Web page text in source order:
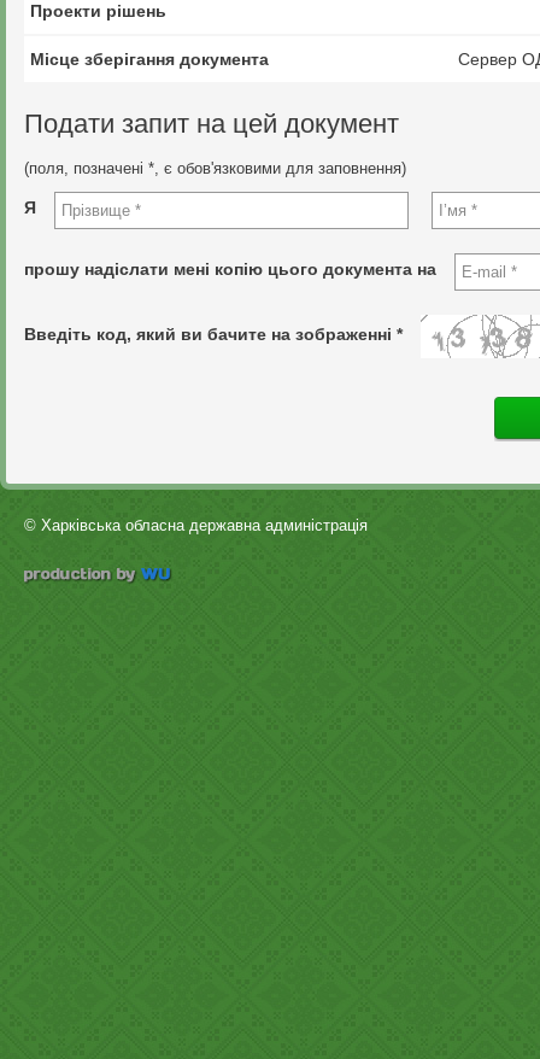
Проекти рішень
Місце зберігання документа Сервер
Подати запит на цей документ
(поля, позначені *, є обов'язковими для заповнення)
Я
прошу надіслати мені копію цього документа на
Введіть код, який ви бачите на зображенні *
© Харківська обласна державна админістрація